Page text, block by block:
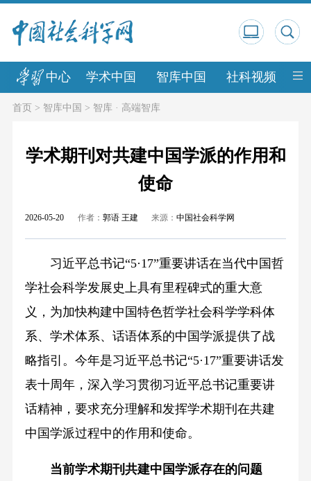
中心 学术中国 智库中国 社科视频 中
首页> 智库中国 > 智库 · 高端智库
学术期刊对共建中国学派的作用和
使命
2026-05-20 作者： 郭语 王建 来源：中国社会科学网
习近平总书记“5·17”重要讲话在当代中国哲
学社会科学发展史上具有里程碑式的重大意
义，为加快构建中国特色哲学社会科学学科体
系、学术体系、话语体系的中国学派提供了战
略指引。今年是习近平总书记“5·17”重要讲话发
表十周年，深入学习贯彻习近平总书记重要讲
话精神，要求充分理解和发挥学术期刊在共建
中国学派过程中的作用和使命。
当前学术期刊共建中国学派存在的问题